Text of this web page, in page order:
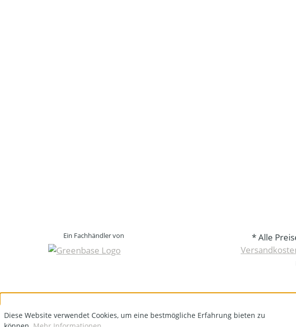
Ein Fachhändler von
* Alle
Diese Website verwendet Cookies, um eine bestmögliche Erfahrung bieten zu